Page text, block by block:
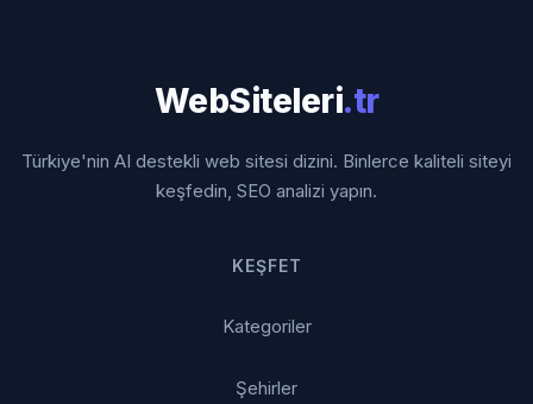
WebSiteleri.tr
Türkiye'nin AI destekli web sitesi dizini. Binlerce kaliteli siteyi
keşfedin, SEO analizi yapın.
KEŞFET
Kategoriler
Şehirler